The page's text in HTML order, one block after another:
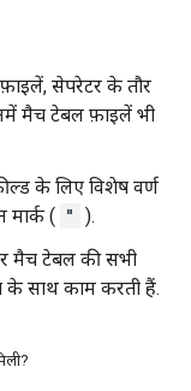
सेपरेटर के तौर
मैच टेबल फ़ाइलें भी
के लिए विशेष वर्ण
मार्क ( " ).
मैच टेबल की सभी
के साथ काम करती हैं.